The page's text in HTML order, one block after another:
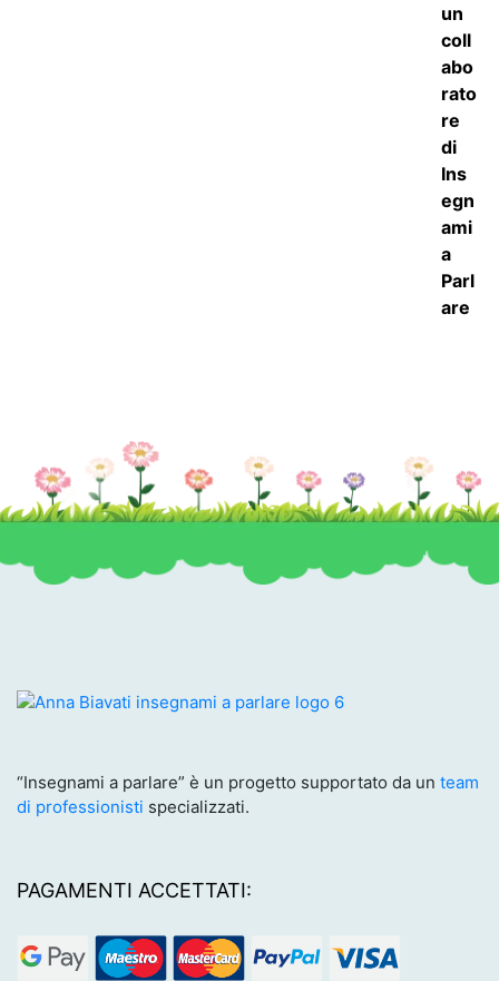
“Insegnami a parlare” è un progetto supportato da un team
di professionisti specializzati.
PAGAMENTI ACCETTATI: